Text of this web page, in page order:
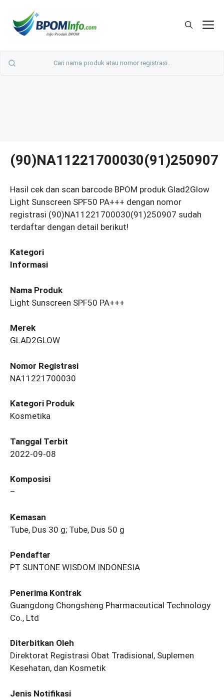
(90)NA11221700030(91)250907
Hasil cek dan scan barcode BPOM produk Glad2Glow
Light Sunscreen SPF50 PA+++ dengan nomor
registrasi (90)NA11221700030(91)250907 sudah
terdaftar dengan detail berikut!
Kategori
Informasi
Nama Produk
Light Sunscreen SPF50 PA+++
Merek
GLAD2GLOW
Nomor Registrasi
NA11221700030
Kategori Produk
Kosmetika
Tanggal Terbit
2022-09-08
Komposisi
–
Kemasan
Tube, Dus 30 g; Tube, Dus 50 g
Pendaftar
PT SUNTONE WISDOM INDONESIA
Penerima Kontrak
Guangdong Chongsheng Pharmaceutical Technology
Co., Ltd
Diterbitkan Oleh
Direktorat Registrasi Obat Tradisional, Suplemen
Kesehatan, dan Kosmetik
Jenis Notifikasi